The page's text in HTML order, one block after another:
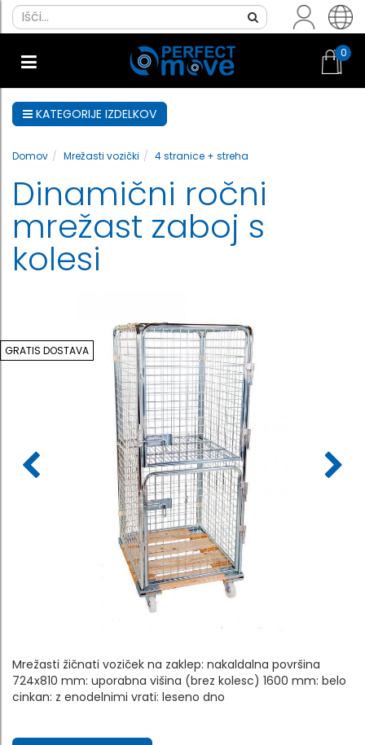
0
KATEGORIJE IZDELKOV
Domov Mrežasti vozički 4 stranice + streha
Dinamični ročni
mrežast zaboj s
kolesi
GRATIS DOSTAVA
Mrežasti žičnati voziček na zaklep: nakaldalna površina
724x810 mm: uporabna višina (brez kolesc) 1600 mm: belo
cinkan: z enodelnimi vrati: leseno dno